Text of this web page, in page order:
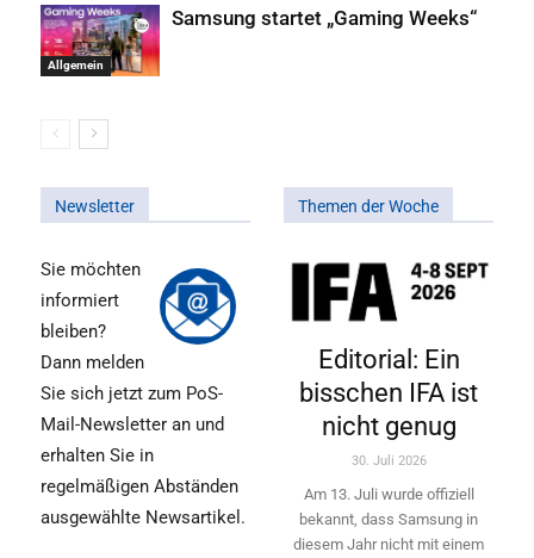
Allgemein
Samsung startet „Gaming Weeks“
Newsletter
Sie möchten
informiert
bleiben?
Dann melden
Sie sich jetzt zum PoS-
Mail-Newsletter an und
erhalten Sie in
regelmäßigen Abständen
ausgewählte Newsartikel.
Themen der Woche
Editorial: Ein
bisschen IFA ist
nicht genug
30. Juli 2026
Am 13. Juli wurde offiziell
bekannt, dass Samsung in
diesem Jahr nicht mit einem